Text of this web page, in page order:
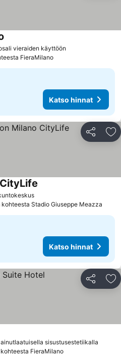
vieraiden käyttöön
FieraMilano
Katso hinnat
Jaa
kohteesta Stadio Giuseppe Meazza
Katso hinnat
Jaa
sisustusestetiikalla
FieraMilano